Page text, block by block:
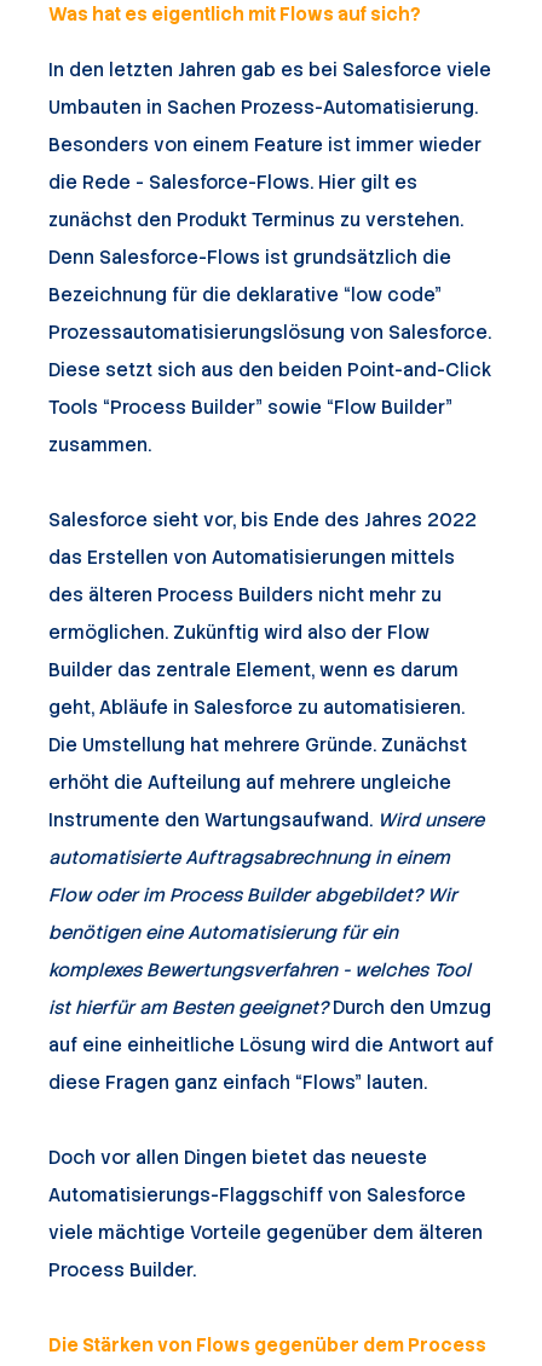
Was hat es eigentlich mit Flows auf sich?
In den letzten Jahren gab es bei Salesforce viele
Umbauten in Sachen Prozess-Automatisierung.
Besonders von einem Feature ist immer wieder
die Rede - Salesforce-Flows. Hier gilt es
zunächst den Produkt Terminus zu verstehen.
Denn Salesforce-Flows ist grundsätzlich die
Bezeichnung für die deklarative “low code”
Prozessautomatisierungslösung von Salesforce.
Diese setzt sich aus den beiden Point-and-Click
Tools “Process Builder” sowie “Flow Builder”
zusammen.
Salesforce sieht vor, bis Ende des Jahres 2022
das Erstellen von Automatisierungen mittels
des älteren Process Builders nicht mehr zu
ermöglichen. Zukünftig wird also der Flow
Builder das zentrale Element, wenn es darum
geht, Abläufe in Salesforce zu automatisieren.
Die Umstellung hat mehrere Gründe. Zunächst
erhöht die Aufteilung auf mehrere ungleiche
Instrumente den Wartungsaufwand. Wird unsere
automatisierte Auftragsabrechnung in einem
Flow oder im Process Builder abgebildet? Wir
benötigen eine Automatisierung für ein
komplexes Bewertungsverfahren - welches Tool
ist hierfür am Besten geeignet? Durch den Umzug
auf eine einheitliche Lösung wird die Antwort auf
diese Fragen ganz einfach “Flows” lauten.
Doch vor allen Dingen bietet das neueste
Automatisierungs-Flaggschiff von Salesforce
viele mächtige Vorteile gegenüber dem älteren
Process Builder.
Die Stärken von Flows gegenüber dem Process